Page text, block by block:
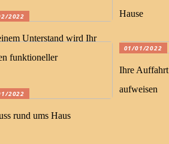
2022
Unterstand wird Ihr
funktioneller
Hause
2022
rund ums Haus
01/01/2022
Ihre
aufweisen